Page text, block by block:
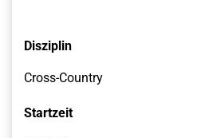
Disziplin
Cross-Country
Startzeit